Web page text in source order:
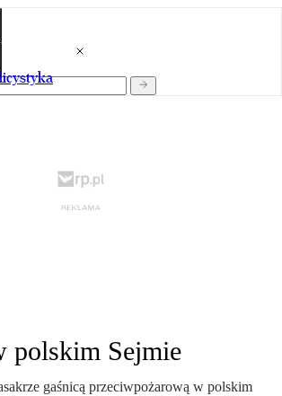
polskim Sejmie
gaśnicą przeciwpożarową w polskim